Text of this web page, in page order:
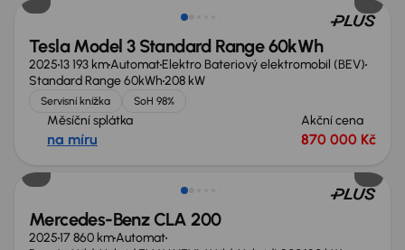
Tesla Model 3 Standard Range 60kWh
202513 193 kmAutomatElektro Bateriový elektromobil (BEV)
Standard Range 60kWh208 kW
Servisní knížka SoH 98%
Měsíční splátka
na míru
Akční cena
870 000 Kč
Zlevněno o 20 000 Kč
Mercedes-Benz CLA 200
202517 860 kmAutomat